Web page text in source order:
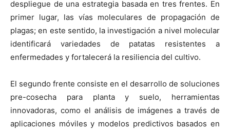
despliegue de una estrategia basada en tres frentes. En
primer lugar, las vías moleculares de propagación de
plagas; en este sentido, la investigación a nivel molecular
identificará variedades de patatas resistentes a
enfermedades y fortalecerá la resiliencia del cultivo.
El segundo frente consiste en el desarrollo de soluciones
pre-cosecha para planta y suelo, herramientas
innovadoras, como el análisis de imágenes a través de
aplicaciones móviles y modelos predictivos basados en